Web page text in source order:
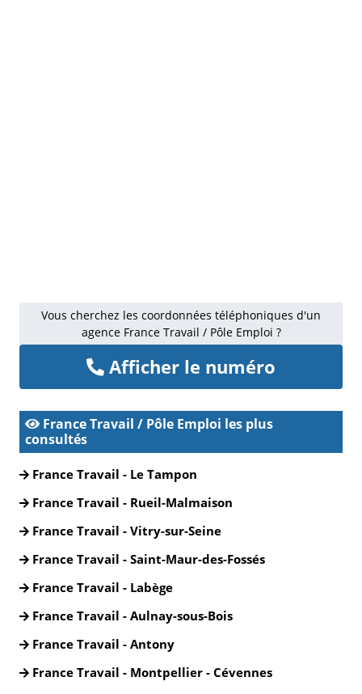
Vous cherchez les coordonnées téléphoniques d'un
agence France Travail / Pôle Emploi ?
Afficher le numéro
France Travail / Pôle Emploi les plus
consultés
France Travail - Le Tampon
France Travail - Rueil-Malmaison
France Travail - Vitry-sur-Seine
France Travail - Saint-Maur-des-Fossés
France Travail - Labège
France Travail - Aulnay-sous-Bois
France Travail - Antony
France Travail - Montpellier - Cévennes